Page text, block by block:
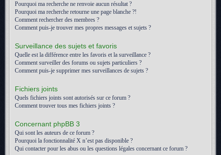
Pourquoi ma recherche ne renvoie aucun résultat ?
Pourquoi ma recherche retourne une page blanche ?!
Comment rechercher des membres ?
Comment puis-je trouver mes propres messages et sujets ?
Surveillance des sujets et favoris
Quelle est la différence entre les favoris et la surveillance ?
Comment surveiller des forums ou sujets particuliers ?
Comment puis-je supprimer mes surveillances de sujets ?
Fichiers joints
Quels fichiers joints sont autorisés sur ce forum ?
Comment trouver tous mes fichiers joints ?
Concernant phpBB 3
Qui sont les auteurs de ce forum ?
Pourquoi la fonctionnalité X n’est pas disponible ?
Qui contacter pour les abus ou les questions légales concernant ce forum ?